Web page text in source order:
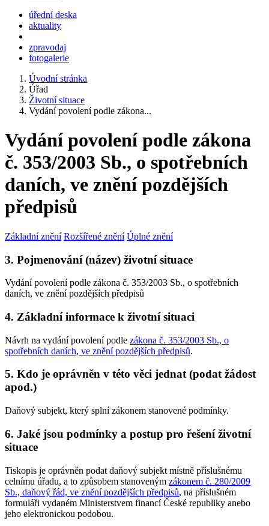
úřední deska
aktuality
zpravodaj
fotogalerie
Úvodní stránka
Úřad
Životní situace
Vydání povolení podle zákona...
Vydání povolení podle zákona
č. 353/2003 Sb., o spotřebních
daních, ve znění pozdějších
předpisů
Základní znění Rozšířené znění Úplné znění
3. Pojmenování (název) životní situace
Vydání povolení podle zákona č. 353/2003 Sb., o spotřebních
daních, ve znění pozdějších předpisů
4. Základní informace k životní situaci
Návrh na vydání povolení podle zákona č. 353/2003 Sb., o
spotřebních daních, ve znění pozdějších předpisů.
5. Kdo je oprávněn v této věci jednat (podat žádost
apod.)
Daňový subjekt, který splní zákonem stanovené podmínky.
6. Jaké jsou podmínky a postup pro řešení životní
situace
Tiskopis je oprávněn podat daňový subjekt místně příslušnému
celnímu úřadu, a to způsobem stanoveným zákonem č. 280/2009
Sb., daňový řád, ve znění pozdějších předpisů, na příslušném
formuláři vydaném Ministerstvem financí České republiky anebo
jeho elektronickou podobou.